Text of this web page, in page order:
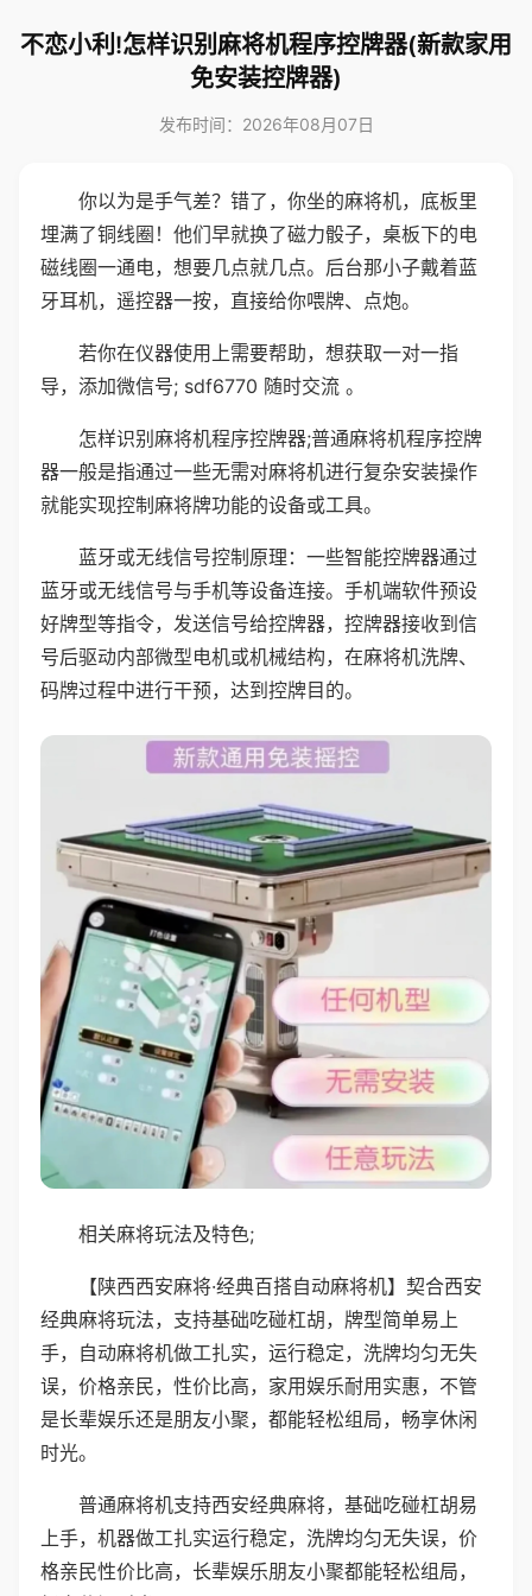
不恋小利!怎样识别麻将机程序控牌器(新款家用
免安装控牌器)
发布时间：2026年08月07日
你以为是手气差？错了，你坐的麻将机，底板里
埋满了铜线圈！他们早就换了磁力骰子，桌板下的电
磁线圈一通电，想要几点就几点。后台那小子戴着蓝
牙耳机，遥控器一按，直接给你喂牌、点炮。
若你在仪器使用上需要帮助，想获取一对一指
导，添加微信号; sdf6770 随时交流 。
怎样识别麻将机程序控牌器;普通麻将机程序控牌
器一般是指通过一些无需对麻将机进行复杂安装操作
就能实现控制麻将牌功能的设备或工具。
蓝牙或无线信号控制原理：一些智能控牌器通过
蓝牙或无线信号与手机等设备连接。手机端软件预设
好牌型等指令，发送信号给控牌器，控牌器接收到信
号后驱动内部微型电机或机械结构，在麻将机洗牌、
码牌过程中进行干预，达到控牌目的。
相关麻将玩法及特色;
【陕西西安麻将·经典百搭自动麻将机】契合西安
经典麻将玩法，支持基础吃碰杠胡，牌型简单易上
手，自动麻将机做工扎实，运行稳定，洗牌均匀无失
误，价格亲民，性价比高，家用娱乐耐用实惠，不管
是长辈娱乐还是朋友小聚，都能轻松组局，畅享休闲
时光。
普通麻将机支持西安经典麻将，基础吃碰杠胡易
上手，机器做工扎实运行稳定，洗牌均匀无失误，价
格亲民性价比高，长辈娱乐朋友小聚都能轻松组局，